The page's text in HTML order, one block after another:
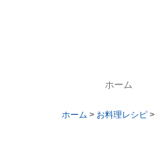
ホーム
ホーム お料理レシピ